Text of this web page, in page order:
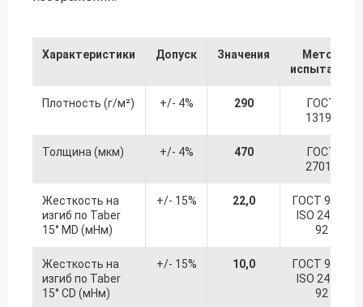
Характеристики Допуск Значения
Метод
испытания
Плотность (г/м²) +/- 4% 290
ГОСТ
13199
Толщина (мкм) +/- 4% 470
ГОСТ
27015
Жесткость на
изгиб по Taber
15° MD (мНм)
+/- 15% 22,0
ГОСТ 9528
ISO 2493-
92
Жесткость на
изгиб по Taber
15° CD (мНм)
+/- 15% 10,0
ГОСТ 9528
ISO 2493-
92